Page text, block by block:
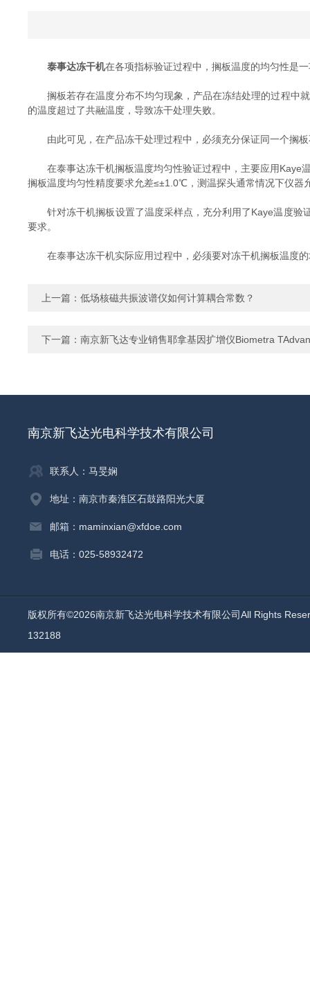
泰事达冻干机在各项指标验证过程中，搁板温度的均匀性是
搁板若存在温度分布不均匀现象，产品在冻结处理的过程中就
的温度超过了共融温度，导致冻干处理失败。
由此可见，在产品冻干处理过程中，必须充分保证同一个搁板
在泰事达冻干机搁板温度均匀性验证过程中，主要应用Kaye
搁板温度均匀性精度要求允差≤±1.0℃，测温探头通常情况下仪
针对冻干机搁板设置了温度采样点，充分利用了Kaye温度验
要求。
在泰事达冻干机实际应用过程中，必须要对冻干机搁板温度的
上一篇： 低场核磁共振波谱仪如何计算耦合常数？
下一篇： 南京新飞达专业销售耶拿基因扩增仪Biometra
南京新飞达光电科学技术有限公司
联系人：马旻娴
地址：南京市秦淮区石鼓路阳光大厦
邮箱：maminxian@xfdoe.com
电话：025-58932472
版权所有©2026南京新飞达光电科学技术有限公司All Rights
132188